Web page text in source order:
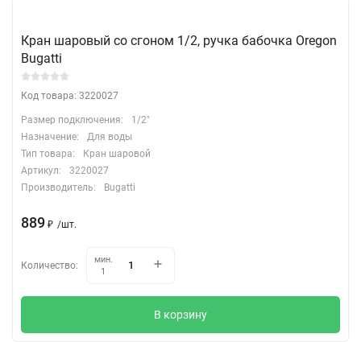
Кран шаровый со сгоном 1/2, ручка бабочка Oregon
Bugatti
Код товара: 3220027
Размер подключения:
1/2"
Назначение:
Для воды
Тип товара:
Кран шаровой
Артикул:
3220027
Производитель:
Bugatti
889 ₽ /шт.
Количество:
мин.
1
В корзину